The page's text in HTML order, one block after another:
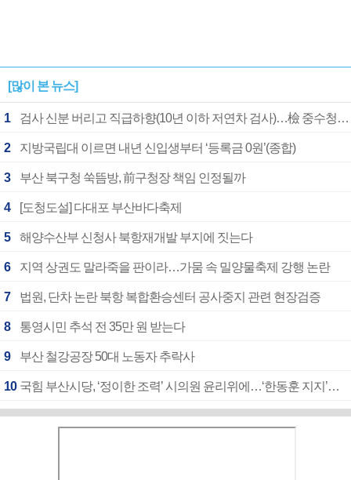
[많이 본 뉴스]
1 검사 신분 버리고 직급하향(10년 이하 저연차 검사)…檢 중수청행 기피
2 지방국립대 이르면 내년 신입생부터 ‘등록금 0원’(종합)
3 부산 북구청 쑥뜸방, 前구청장 책임 인정될까
4 [도청도설] 다대포 부산바다축제
5 해양수산부 신청사 북항재개발 부지에 짓는다
6 지역 상권도 말라죽을 판이라…가뭄 속 밀양물축제 강행 논란
7 법원, 단차 논란 북항 복합환승센터 공사중지 관련 현장검증
8 통영시민 추석 전 35만 원 받는다
9 부산 철강공장 50대 노동자 추락사
10 국힘 부산시당, ‘정이한 조력’ 시의원 윤리위에…‘한동훈 지지’도 신고접수